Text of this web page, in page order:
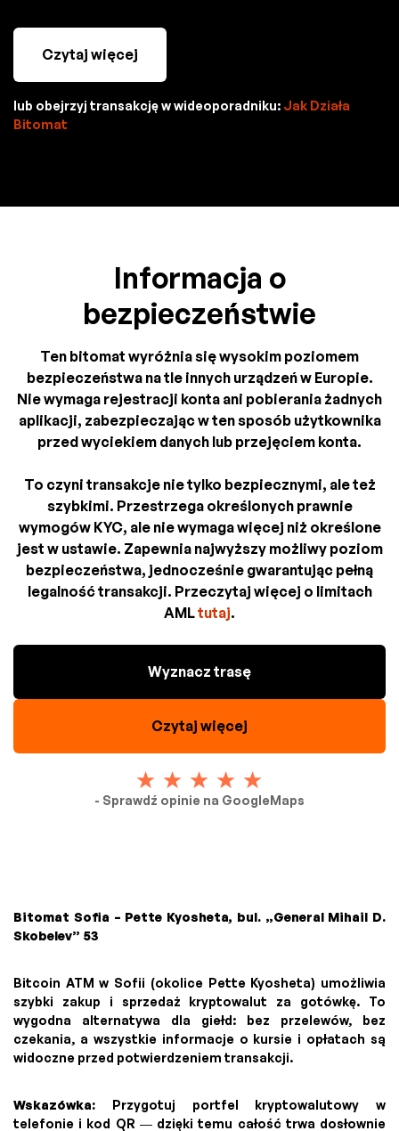
Czytaj więcej
lub obejrzyj transakcję w wideoporadniku: Jak Działa
Bitomat
Informacja o
bezpieczeństwie
Ten bitomat wyróżnia się wysokim poziomem
bezpieczeństwa na tle innych urządzeń w Europie.
Nie wymaga rejestracji konta ani pobierania żadnych
aplikacji, zabezpieczając w ten sposób użytkownika
przed wyciekiem danych lub przejęciem konta.
To czyni transakcje nie tylko bezpiecznymi, ale też
szybkimi. Przestrzega określonych prawnie
wymogów KYC, ale nie wymaga więcej niż określone
jest w ustawie. Zapewnia najwyższy możliwy poziom
bezpieczeństwa, jednocześnie gwarantując pełną
legalność transakcji. Przeczytaj więcej o limitach
AMLtutaj.
Wyznacz trasę
Czytaj więcej
- Sprawdź opinie na GoogleMaps
Bitomat Sofia – Pette Kyosheta, bul. „General Mihail D.
Skobelev” 53
Bitcoin ATM w Sofii (okolice Pette Kyosheta) umożliwia
szybki zakup i sprzedaż kryptowalut za gotówkę. To
wygodna alternatywa dla giełd: bez przelewów, bez
czekania, a wszystkie informacje o kursie i opłatach są
widoczne przed potwierdzeniem transakcji.
Wskazówka: Przygotuj portfel kryptowalutowy w
telefonie i kod QR — dzięki temu całość trwa dosłownie